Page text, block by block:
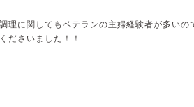
理に関してもベテランの主婦経験者が多いの
ださいました！！